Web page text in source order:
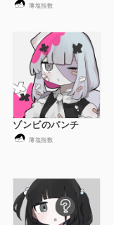
薄塩指数
ゾンビのパンチ
薄塩指数